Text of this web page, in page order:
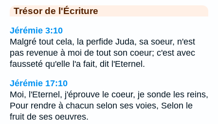
Trésor de l'Écriture
Jérémie 3:10
Malgré tout cela, la perfide Juda, sa soeur, n'est
pas revenue à moi de tout son coeur; c'est avec
fausseté qu'elle l'a fait, dit l'Eternel.
Jérémie 17:10
Moi, l'Eternel, j'éprouve le coeur, je sonde les reins,
Pour rendre à chacun selon ses voies, Selon le
fruit de ses oeuvres.